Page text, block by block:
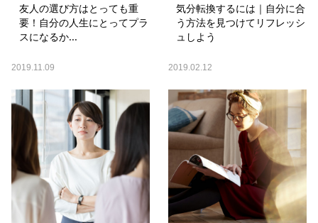
友人の選び方はとっても重
要！自分の人生にとってプラ
スになるか...
2019.11.09
気分転換するには｜自分に合
う方法を見つけてリフレッシ
ュしよう
2019.02.12